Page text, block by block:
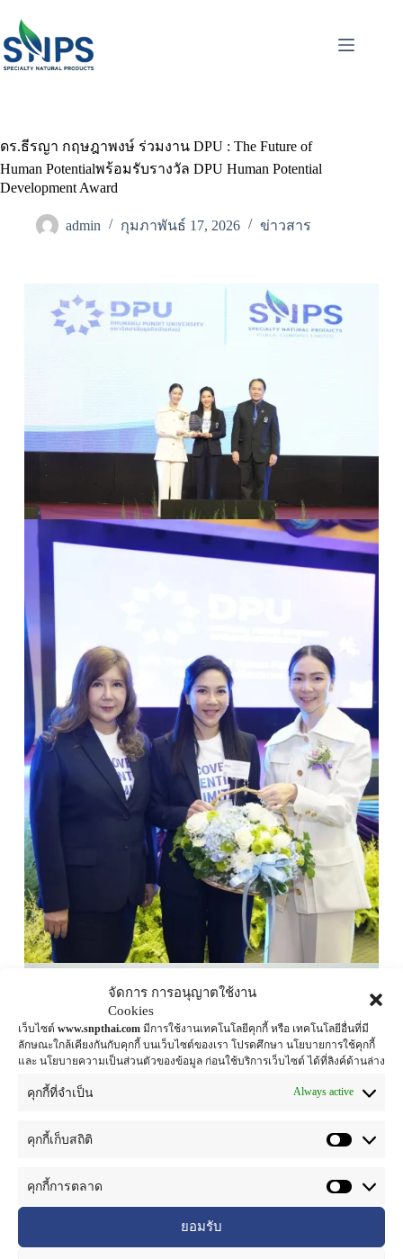
จัดการ การอนุญาตใช้งาน
Cookies
เว็บไซต์ www.snpthai.com มีการใช้งานเทคโนโลยีคุกกี้ หรือ เทคโนโลยีอื่นที่มี
ลักษณะใกล้เคียงกันกับคุกกี้ บนเว็บไซต์ของเรา โปรดศึกษา นโยบายการใช้คุกกี้
และ นโยบายความเป็นส่วนตัวของข้อมูล ก่อนใช้บริการเว็บไซต์ ได้ที่ลิงค์ด้านล่าง
คุกกี้ที่จำเป็น Always active
คุกกี้เก็บสถิติ
คุกกี้การตลาด
ยอมรับ
ดร.ธีรญา กฤษฎาพงษ์ ร่วมงาน DPU : The Future of
Human Potentialพร้อมรับรางวัล DPU Human Potential
Development Award
admin กุมภาพันธ์ 17, 2026 ข่าวสาร